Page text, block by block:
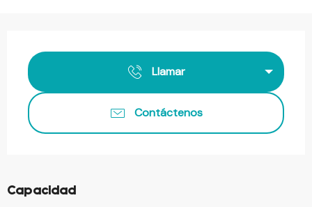
Llamar
Contáctenos
Capacidad